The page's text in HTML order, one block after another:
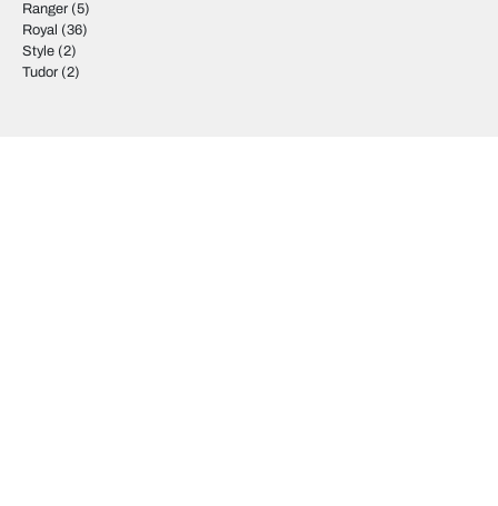
Ranger (5)
Royal (36)
Style (2)
Tudor (2)